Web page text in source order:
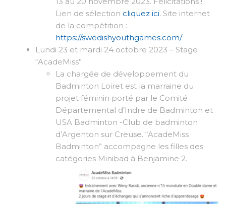
Lien de sélection cliquez ici. Site internet
de la compétition :
https://swedishyouthgames.com/
Lundi 23 et mardi 24 octobre 2023 – Stage
“AcadeMiss”
La chargée de développement du
Badminton Loiret est la marraine du
projet féminin porté par le Comité
Départemental d’Indre de Badminton et
USA Badminton -Club de badminton
d’Argenton sur Creuse. “AcadeMiss
Badminton” accompagne les filles des
catégories Minibad à Benjamine 2.